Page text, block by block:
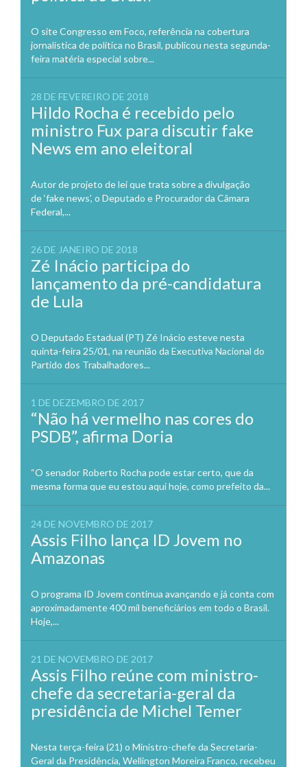
O site Congresso em Foco, referência na cobertura
jornalística de política no Brasil, publicou nesta segunda-
feira matéria especial sobre...
28 DE FEVEREIRO DE 2018
Hildo Rocha é recebido pelo
ministro Fux para discutir fake
News em ano eleitoral
Autor de projeto de lei que trata sobre a divulgação
de ‘fake news’, o Deputado e Procurador da Câmara
Federal,...
26 DE JANEIRO DE 2018
Zé Inácio participa do
lançamento da pré-candidatura
de Lula
O Deputado Estadual (PT) Zé Inácio esteve nesta
quinta-feira 25/01, na reunião da Executiva Nacional do
Partido dos Trabalhadores...
1 DE DEZEMBRO DE 2017
“Não há vermelho nas cores do
PSDB”, afirma Doria
“O senador Roberto Rocha pode estar certo, que da
mesma forma que eu estou aqui hoje, como prefeito da...
24 DE NOVEMBRO DE 2017
Assis Filho lança ID Jovem no
Amazonas
O programa ID Jovem continua avançando e já conta com
aproximadamente 400 mil beneficiários em todo o Brasil.
Hoje,...
21 DE NOVEMBRO DE 2017
Assis Filho reúne com ministro-
chefe da secretaria-geral da
presidência de Michel Temer
Nesta terça-feira (21) o Ministro-chefe da Secretaria-
Geral da Presidência, Wellington Moreira Franco, recebeu